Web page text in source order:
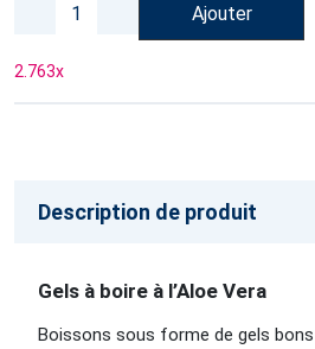
Ajouter
2.763x
Description de produit
Gels à boire à l’Aloe Vera
Boissons sous forme de gels